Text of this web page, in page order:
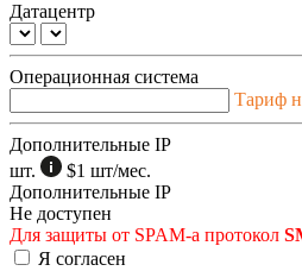
Датацентр
Операционная система
Тариф
Дополнительные IP
шт.
$1 шт/мес.
Дополнительные IP
Не доступен
Для защиты от SPAM-а протокол
Я согласен